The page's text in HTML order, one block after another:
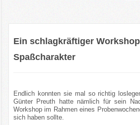
Ein schlagkräftiger
Spaßcharakter
Endlich konnten sie mal so richtig
Günter Preuth hatte nämlich für sein
Workshop im Rahmen eines
sich haben sollte.